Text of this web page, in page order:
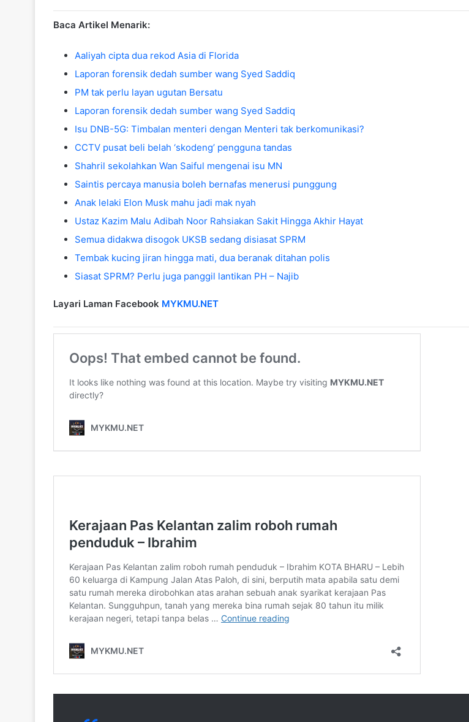
Baca Artikel Menarik:
Aaliyah cipta dua rekod Asia di Florida
Laporan forensik dedah sumber wang Syed Saddiq
PM tak perlu layan ugutan Bersatu
Laporan forensik dedah sumber wang Syed Saddiq
Isu DNB-5G: Timbalan menteri dengan Menteri tak berkomunikasi?
CCTV pusat beli belah ‘skodeng’ pengguna tandas
Shahril sekolahkan Wan Saiful mengenai isu MN
Saintis percaya manusia boleh bernafas menerusi punggung
Anak lelaki Elon Musk mahu jadi mak nyah
Ustaz Kazim Malu Adibah Noor Rahsiakan Sakit Hingga Akhir Hayat
Semua didakwa disogok UKSB sedang disiasat SPRM
Tembak kucing jiran hingga mati, dua beranak ditahan polis
Siasat SPRM? Perlu juga panggil lantikan PH – Najib
Layari Laman Facebook MYKMU.NET